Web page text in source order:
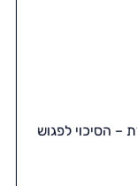
– הסיכוי לפגוש